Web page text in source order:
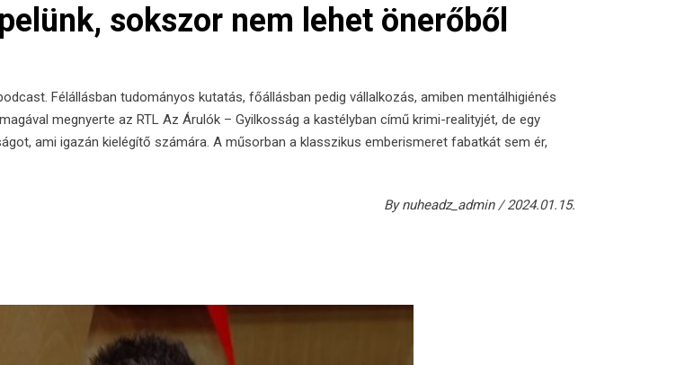
sokszor nem lehet önerőből
Félállásban tudományos kutatás, főállásban pedig vállalkozás, amiben mentálhigiénés
megnyerte az RTL Az Árulók – Gyilkosság a kastélyban című krimi-realityjét, de egy
ami igazán kielégítő számára. A műsorban a klasszikus emberismeret fabatkát sem ér,
Bynuheadz_admin 2024.01.15.